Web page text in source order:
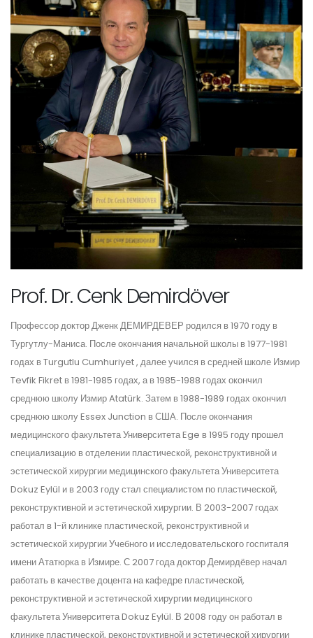
Prof. Dr. Cenk Demirdöver
Профессор доктор Дженк ДЕМИРДЕВЕР родился в 1970 году в
Тургутлу-Маниса. После окончания начальной школы в 1977-1981
годах в Turgutlu Cumhuriyet , далее учился в средней школе Измир
Tevfik Fikret в 1981-1985 годах, а в 1985-1988 годах окончил
среднюю школу Измир Atatürk. Затем в 1988-1989 годах окончил
среднюю школу Essex Junction в США. После окончания
медицинского факультета Университета Ege в 1995 году прошел
специализацию в отделении пластической, реконструктивной и
эстетической хирургии медицинского факультета Университета
Dokuz Eylül и в 2003 году стал специалистом по пластической,
реконструктивной и эстетической хирургии. В 2003-2007 годах
работал в 1-й клинике пластической, реконструктивной и
эстетической хирургии Учебного и исследовательского госпиталя
имени Ататюрка в Измире. С 2007 года доктор Демирдёвер начал
работать в качестве доцента на кафедре пластической,
реконструктивной и эстетической хирургии медицинского
факультета Университета Dokuz Eylül. В 2008 году он работал в
клинике пластической, реконструктивной и эстетической хирургии